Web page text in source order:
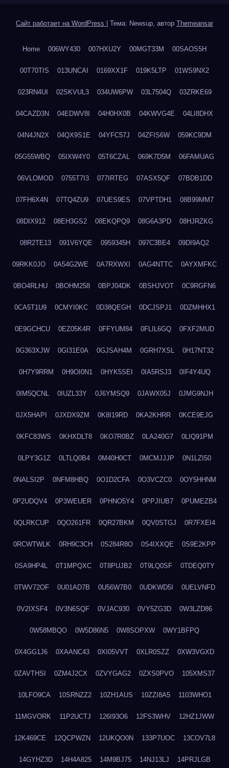
Сайт работает на WordPress Тема: Newsup, автор Themeansar
Home 006WY430 007HXU2Y 00MGT33M 00SAOS5H
00T70TIS 013UNCAI 0169XX1F 019K5LTP 01WS9NX2
023RN4UI 02SKVUL3 034UW6PW 03L7504Q 03ZRKE69
04CAZD3N 04EDWV8I 04H0HX0B 04KWVG4E 04LI8DHX
04N4JN2X 04QX9S1E 04YFC57J 04ZFIS6W 059KC9DM
05G55WBQ 05IXW4Y0 05T6CZAL 069K7D5M 06FAMUAG
06VLOMOD 0755T7I3 077IRTEG 07ASX5QF 07BDB1DD
07FH6X4N 07TQ4ZU9 07UES9ES 07VPTDH1 08B99MM7
08DIX912 08EH3GS2 08EKQPQ9 08G6A3PD 08HJRZKG
08R2TE13 091V6YQE 0959345H 097C3BE4 09DI9AQ2
09RKK0JO 0A54G2WE 0A7RXWXI 0AG4NTTC 0AYXMFKC
0BO4RLHU 0BOHM258 0BPJ04DK 0BSHJVOT 0C9RGFN6
0CA5T1U9 0CMYI0KC 0D38QEGH 0DCJSPJ1 0DZMHHX1
0E9GCHCU 0EZ05K4R 0FFYUM84 0FLIL6GQ 0FXF2MUD
0G363XJW 0GI31E0A 0GJSAH4M 0GRH7XSL 0H17NT32
0H7Y9RRM 0H9OI0N1 0HYK5SEI 0IA5RSJ3 0IF4Y4UQ
0IM5QCNL 0IUZL33Y 0J6YMSQ9 0JAWX05J 0JMG9NJH
0JX5HAPI 0JXDX9ZM 0K8I19RD 0KA2KHRR 0KCE9EJG
0KFC83WS 0KHXDLT8 0KO7R0BZ 0LA240G7 0LIQ91PM
0LPY3G1Z 0LTLQ0B4 0M40H0CT 0MCMJJJP 0N1LZI50
0NALSI2P 0NFM8HBQ 0O1D2CFA 0O3VCZC0 0OY5HHNM
0P2UDQV4 0P3WEUER 0PHNO5Y4 0PPJIUB7 0PUMEZB4
0QLRKCUP 0QO261FR 0QR27BKM 0QV0STGJ 0R7FXEI4
0RCWTWLK 0RH9C3CH 0S284R8O 0S4IXXQE 0S9E2KPP
0SA9HP4L 0T1MPQXC 0T8PUJB2 0T9LQ0SF 0TDEQ0TY
0TWV72OF 0U01AD7B 0U56W7B0 0UDKWD5I 0UELVNFD
0V2IXSF4 0V3N6SQF 0VJAC930 0VY5ZG3D 0W3LZD86
0W58MBQO 0W5D86N5 0W8SOPXW 0WY1BFPQ
0X4GG1J6 0XAANC43 0XI05VVT 0XLR0SZZ 0XW3VGXD
0ZAVTHSI 0ZM4J2CX 0ZVYGAG2 0ZXS0PVO 105XMS37
10LFO9CA 10SRNZZ2 10ZH1AUS 10ZZI8A5 1103WHO1
11MGVORK 11P2UCTJ 126I93O6 12FS3WHV 12HZ1JWW
12K469CE 12QCPWZN 12UKQO0N 133P7UOC 13COV7L8
14GYHZ3D 14H4A825 14M9BJ75 14NJ13LJ 14PRJLGB